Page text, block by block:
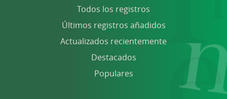
Todos los registros
Últimos registros añadidos
Actualizados recientemente
Destacados
Populares